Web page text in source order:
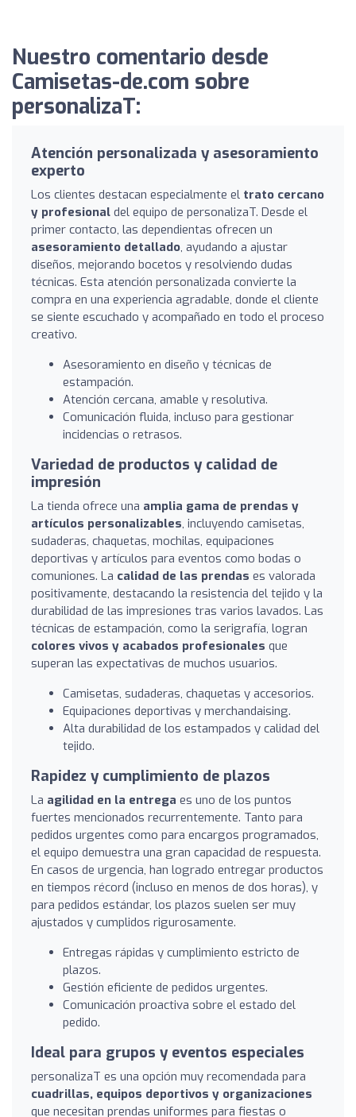
Nuestro comentario desde
Camisetas-de.com sobre
personalizaT:
Atención personalizada y asesoramiento
experto
Los clientes destacan especialmente el trato cercano
y profesional del equipo de personalizaT. Desde el
primer contacto, las dependientas ofrecen un
asesoramiento detallado, ayudando a ajustar
diseños, mejorando bocetos y resolviendo dudas
técnicas. Esta atención personalizada convierte la
compra en una experiencia agradable, donde el cliente
se siente escuchado y acompañado en todo el proceso
creativo.
Asesoramiento en diseño y técnicas de
estampación.
Atención cercana, amable y resolutiva.
Comunicación fluida, incluso para gestionar
incidencias o retrasos.
Variedad de productos y calidad de
impresión
La tienda ofrece una amplia gama de prendas y
artículos personalizables, incluyendo camisetas,
sudaderas, chaquetas, mochilas, equipaciones
deportivas y artículos para eventos como bodas o
comuniones. La calidad de las prendas es valorada
positivamente, destacando la resistencia del tejido y la
durabilidad de las impresiones tras varios lavados. Las
técnicas de estampación, como la serigrafía, logran
colores vivos y acabados profesionales que
superan las expectativas de muchos usuarios.
Camisetas, sudaderas, chaquetas y accesorios.
Equipaciones deportivas y merchandaising.
Alta durabilidad de los estampados y calidad del
tejido.
Rapidez y cumplimiento de plazos
La agilidad en la entrega es uno de los puntos
fuertes mencionados recurrentemente. Tanto para
pedidos urgentes como para encargos programados,
el equipo demuestra una gran capacidad de respuesta.
En casos de urgencia, han logrado entregar productos
en tiempos récord (incluso en menos de dos horas), y
para pedidos estándar, los plazos suelen ser muy
ajustados y cumplidos rigurosamente.
Entregas rápidas y cumplimiento estricto de
plazos.
Gestión eficiente de pedidos urgentes.
Comunicación proactiva sobre el estado del
pedido.
Ideal para grupos y eventos especiales
personalizaT es una opción muy recomendada para
cuadrillas, equipos deportivos y organizaciones
que necesitan prendas uniformes para fiestas o